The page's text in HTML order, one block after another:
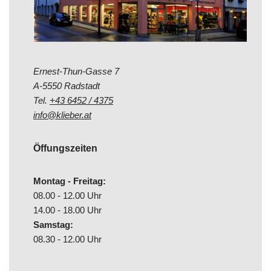
Ernest-Thun-Gasse 7
A-5550 Radstadt
Tel. +43 6452 / 4375
info@klieber.at
Öffungszeiten
Montag - Freitag:
08.00 - 12.00 Uhr
14.00 - 18.00 Uhr
Samstag:
08.30 - 12.00 Uhr